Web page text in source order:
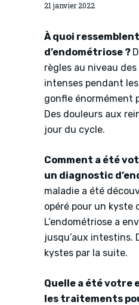
21 janvier 2022
À quoi
d’endométriose ?
règles au niveau
intenses pendant
gonfle énormément
Des douleurs aux
jour du cycle.
Comment a été
un diagnostic
maladie a été
opéré pour un kyste
L’endométriose a
jusqu’aux intestins.
kystes par la suite.
Quelle a été votre
les traitements